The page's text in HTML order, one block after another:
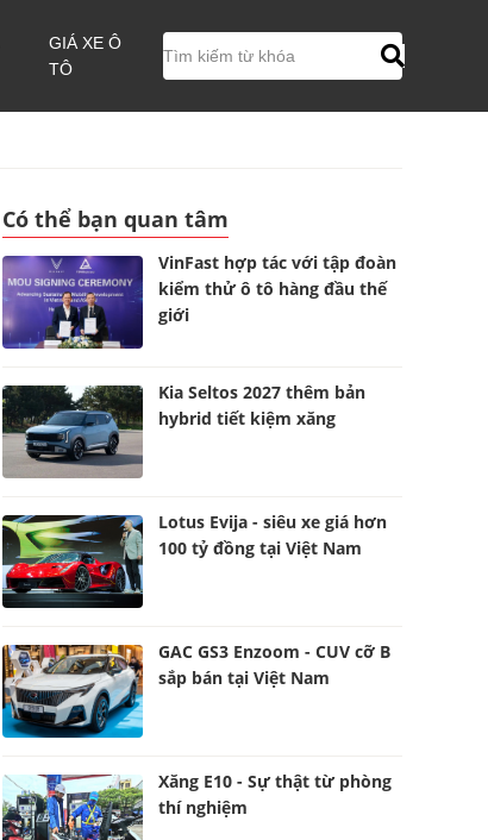
GIÁ XE Ô
TÔ
Có thể bạn quan tâm
VinFast hợp tác với tập đoàn
kiểm thử ô tô hàng đầu thế
giới
Kia Seltos 2027 thêm bản
hybrid tiết kiệm xăng
Lotus Evija - siêu xe giá hơn
100 tỷ đồng tại Việt Nam
GAC GS3 Enzoom - CUV cỡ B
sắp bán tại Việt Nam
Xăng E10 - Sự thật từ phòng
thí nghiệm